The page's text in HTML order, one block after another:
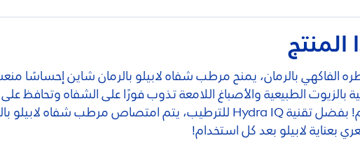
الفاكهي بالرمان، يمنح مرطب شفاه لابيلو بالرمان شاين
بفضل تقنية
Hydra IQ
للترطيب، يتم امتصاص مرطب شفاه لابيلو
بعناية لابيلو بعد كل استخدام!